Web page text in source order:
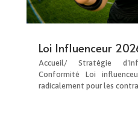
Loi Influenceur
Accueil/ Stratégie
Conformité Loi
radicalement pour les